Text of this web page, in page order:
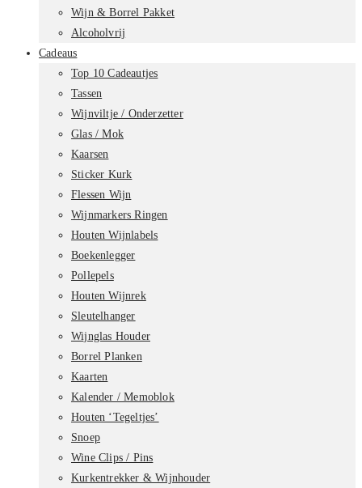
Wijn & Borrel Pakket
Alcoholvrij
Cadeaus
Top 10 Cadeautjes
Tassen
Wijnviltje / Onderzetter
Glas / Mok
Kaarsen
Sticker Kurk
Flessen Wijn
Wijnmarkers Ringen
Houten Wijnlabels
Boekenlegger
Pollepels
Houten Wijnrek
Sleutelhanger
Wijnglas Houder
Borrel Planken
Kaarten
Kalender / Memoblok
Houten ‘Tegeltjes’
Snoep
Wine Clips / Pins
Kurkentrekker & Wijnhouder